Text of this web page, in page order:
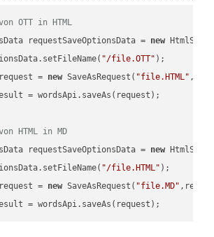
OTT in HTML
requestSaveOptionsData = new
"/file.OTT" );
= new SaveAsRequest( "file.HTML"
= wordsApi.saveAs(request);
HTML in MD
requestSaveOptionsData = new
"/file.HTML" );
= new SaveAsRequest( "file.MD"